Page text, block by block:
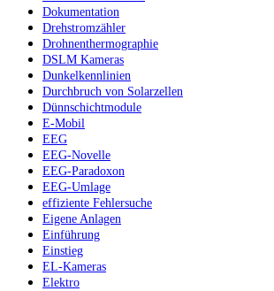
Dokumentation
Drehstromzähler
Drohnenthermographie
DSLM Kameras
Dunkelkennlinien
Durchbruch von Solarzellen
Dünnschichtmodule
E-Mobil
EEG
EEG-Novelle
EEG-Paradoxon
EEG-Umlage
effiziente Fehlersuche
Eigene Anlagen
Einführung
Einstieg
EL-Kameras
Elektro